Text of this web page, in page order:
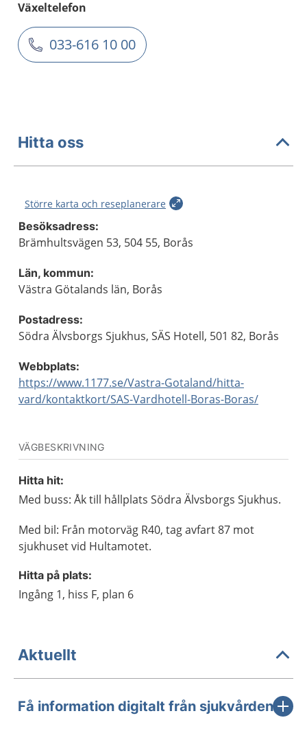
Växeltelefon
033-616 10 00
Hitta oss
Större karta och reseplanerare
Besöksadress:
Brämhultsvägen 53, 504 55, Borås
Län, kommun:
Västra Götalands län, Borås
Postadress:
Södra Älvsborgs Sjukhus, SÄS Hotell, 501 82, Borås
Webbplats:
https://www.1177.se/Vastra-Gotaland/hitta-
vard/kontaktkort/SAS-Vardhotell-Boras-Boras/
VÄGBESKRIVNING
Hitta hit:
Med buss: Åk till hållplats Södra Älvsborgs Sjukhus.
Med bil: Från motorväg R40, tag avfart 87 mot
sjukhuset vid Hultamotet.
Hitta på plats:
Ingång 1, hiss F, plan 6
Aktuellt
Få information digitalt från sjukvården